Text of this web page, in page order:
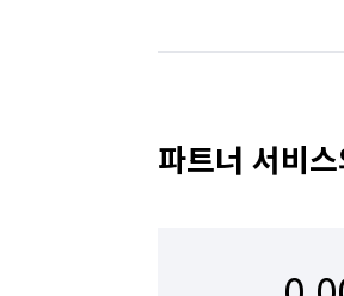
파트너 서비